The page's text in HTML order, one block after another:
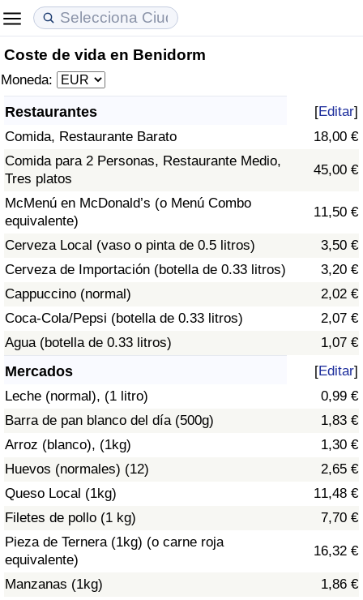
Coste de vida en Benidorm
Moneda:
Restaurantes [Editar]
Comida, Restaurante Barato
18,00 €
Comida para 2 Personas, Restaurante Medio,
Tres platos
45,00 €
McMenú en McDonald’s (o Menú Combo
equivalente)
11,50 €
Cerveza Local (vaso o pinta de 0.5 litros)
3,50 €
Cerveza de Importación (botella de 0.33 litros)
3,20 €
Cappuccino (normal)
2,02 €
Coca-Cola/Pepsi (botella de 0.33 litros)
2,07 €
Agua (botella de 0.33 litros)
1,07 €
Mercados [Editar]
Leche (normal), (1 litro)
0,99 €
Barra de pan blanco del día (500g)
1,83 €
Arroz (blanco), (1kg)
1,30 €
Huevos (normales) (12)
2,65 €
Queso Local (1kg)
11,48 €
Filetes de pollo (1 kg)
7,70 €
Pieza de Ternera (1kg) (o carne roja
equivalente)
16,32 €
Manzanas (1kg)
1,86 €
Coste de vida
Índice de Costo de Vida
Índice de costo de vida por país
en aqaba
Precios de las propiedades
Índice de Precios de Inmuebles
Índice de Precios de Inmuebles por País
Calidad de Vida
Índice de Calidad de Vida (Actual)
Índice de calidad de vida por país
Delincuencia
Calificación del Índice de Criminalidad
(Actual)
Índice de Criminalidad
Índice de criminalidad por país
Sanidad
Índice de Sanidad (Actual)
Índice de Sanidad
Índice de Sanidad por País
Contaminación